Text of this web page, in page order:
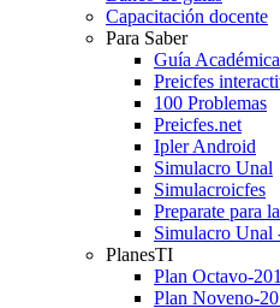
Capacitación docente
Para Saber
Guía Académica
Preicfes
100 Problemas
Preicfes.net
Ipler Android
Simulacro Unal
Simulacroicfes
Preparate para
Simulacro Unal
PlanesTI
Plan Octavo-
Plan Noveno-